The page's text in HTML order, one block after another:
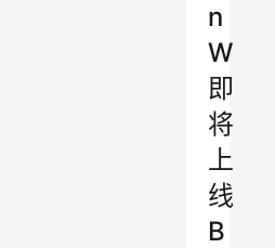
n
W
即
将
上
线
B